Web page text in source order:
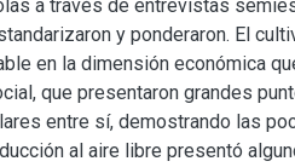
a través de entrevistas
y ponderaron. El
en la dimensión económica
que presentaron grandes
entre sí, demostrando las
al aire libre presentó